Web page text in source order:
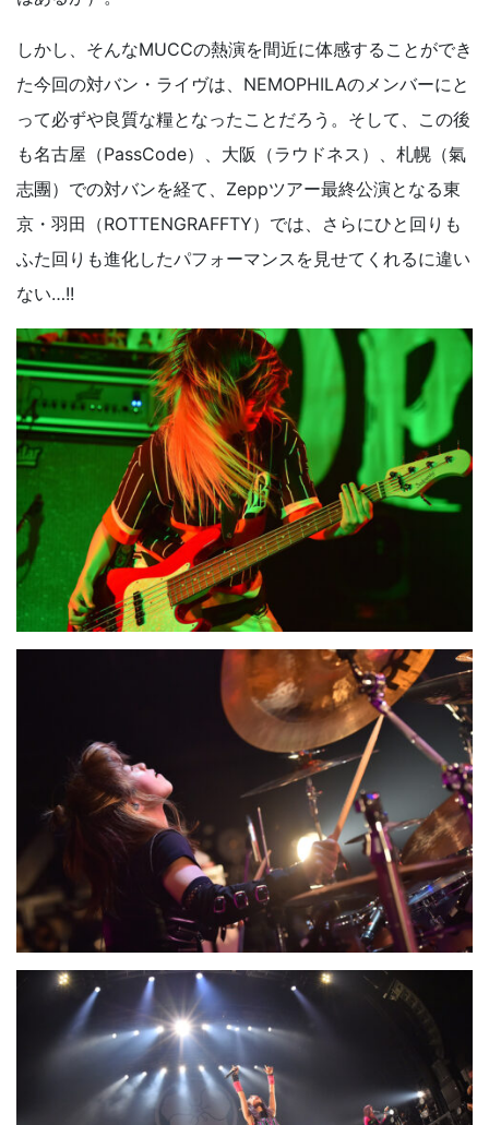
しかし、そんなMUCCの熱演を間近に体感することができ
た今回の対バン・ライヴは、NEMOPHILAのメンバーにと
って必ずや良質な糧となったことだろう。そして、この後
も名古屋（PassCode）、大阪（ラウドネス）、札幌（氣
志團）での対バンを経て、Zeppツアー最終公演となる東
京・羽田（ROTTENGRAFFTY）では、さらにひと回りも
ふた回りも進化したパフォーマンスを見せてくれるに違い
ない…!!